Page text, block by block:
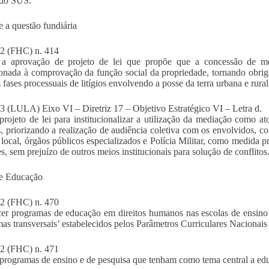
a questão fundiária
(FHC) n. 414
aprovação de projeto de lei que propõe que a concessão de
à comprovação da função social da propriedade, tornando
fases processuais de litígios envolvendo a posse da terra urbana e
(LULA) Eixo VI – Diretriz 17 – Objetivo Estratégico VI – Letra d.
de lei para institucionalizar a utilização da mediação como
priorizando a realização de audiência coletiva com os envolvidos,
órgãos públicos especializados e Polícia Militar, como medida
sem prejuízo de outros meios institucionais para solução de conflitos.
Educação
(FHC) n. 470
programas de educação em direitos humanos nas escolas de
transversais’ estabelecidos pelos Parâmetros Curriculares
(FHC) n. 471
de ensino e de pesquisa que tenham como tema central a